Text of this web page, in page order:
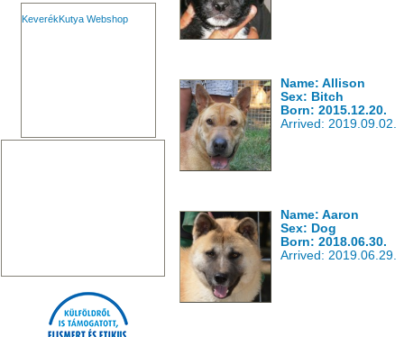
KeverékKutya Webshop
Name: Allison
Sex: Bitch
Born: 2015.12.20.
Arrived: 2019.09.02.
Name: Aaron
Sex: Dog
Born: 2018.06.30.
Arrived: 2019.06.29.